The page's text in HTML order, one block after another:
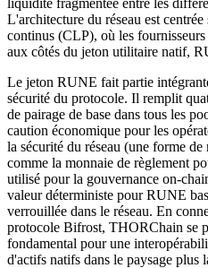
L'architecture du réseau est
continus (CLP), où les
aux côtés du jeton utilitaire natif,
Le jeton RUNE fait partie
sécurité du protocole. Il remplit
de pairage de base dans tous les
caution économique pour les
la sécurité du réseau (une forme
comme la monnaie de règlement
utilisé pour la gouvernance on-
valeur déterministe pour RUNE
verrouillée dans le réseau. En
protocole Bifrost, THORChain se
fondamental pour une
d'actifs natifs dans le paysage plus